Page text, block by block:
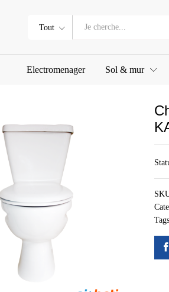
Tout
Electromenager Sol & mur